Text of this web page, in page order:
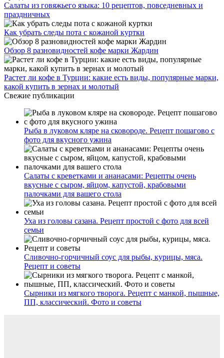
Салаты из говяжьего языка: 10 рецептов, повседневных и
праздничных
Как убрать следы пота с кожаной куртки
Обзор 8 разновидностей кофе марки Жардин
Растет ли кофе в Турции: какие есть виды, популярные марки,
какой купить в зернах и молотый
Свежие публикации
Рыба в луковом кляре на сковороде. Рецепт пошагово с
фото для вкусного ужина
Салаты с креветками и ананасами: Рецепты очень
вкусные с сыром, яйцом, капустой, крабовыми
палочками для вашего стола
Уха из головы сазана. Рецепт простой с фото для всей
семьи
Сливочно-горчичный соус для рыбы, курицы, мяса.
Рецепт и советы
Сырники из мягкого творога. Рецепт с манкой, пышные,
ПП, классический. Фото и советы